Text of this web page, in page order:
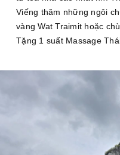
Viếng thăm những ngôi
vàng Wat Traimit hoặc
Tặng 1 suất Massage